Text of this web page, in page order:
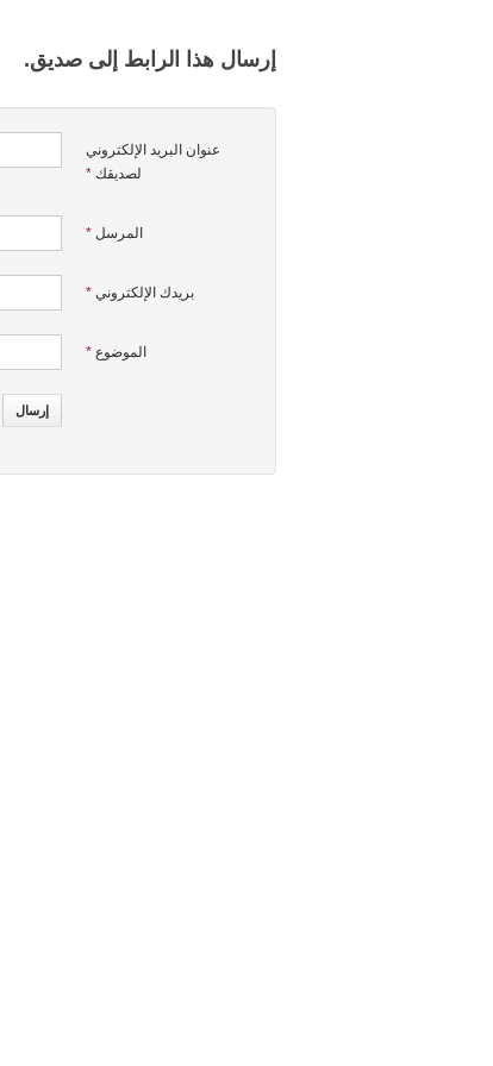
إرسال هذا الرابط إلى صديق.
عنوان البريد الإلكتروني
لصديقك *
المرسل *
بريدك الإلكتروني *
الموضوع *
إرسال